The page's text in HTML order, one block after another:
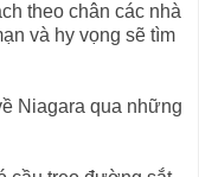
theo chân các nhà
và hy vọng sẽ tìm
Niagara qua những